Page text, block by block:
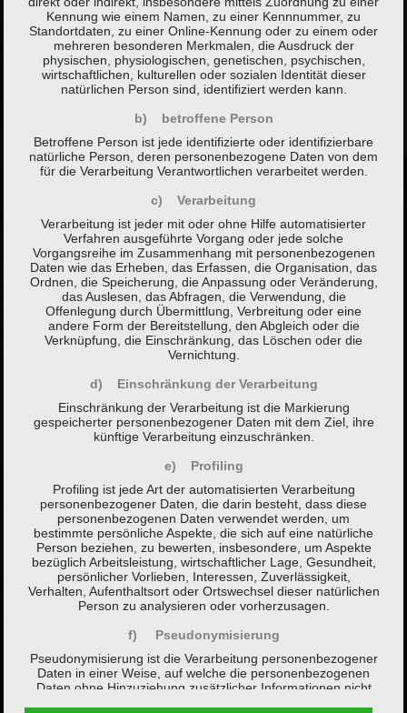
Kennung wie einem Namen, zu einer Kennnummer, zu
Standortdaten, zu einer Online-Kennung oder zu einem oder
mehreren besonderen Merkmalen, die Ausdruck der
physischen, physiologischen, genetischen, psychischen,
wirtschaftlichen, kulturellen oder sozialen Identität dieser
natürlichen Person sind, identifiziert werden kann.
b) betroffene Person
Betroffene Person ist jede identifizierte oder identifizierbare
natürliche Person, deren personenbezogene Daten von dem
für die Verarbeitung Verantwortlichen verarbeitet werden.
c) Verarbeitung
Verarbeitung ist jeder mit oder ohne Hilfe automatisierter
Verfahren ausgeführte Vorgang oder jede solche
Vorgangsreihe im Zusammenhang mit personenbezogenen
Daten wie das Erheben, das Erfassen, die Organisation, das
Ordnen, die Speicherung, die Anpassung oder Veränderung,
das Auslesen, das Abfragen, die Verwendung, die
Offenlegung durch Übermittlung, Verbreitung oder eine
andere Form der Bereitstellung, den Abgleich oder die
Verknüpfung, die Einschränkung, das Löschen oder die
Vernichtung.
d) Einschränkung der Verarbeitung
Einschränkung der Verarbeitung ist die Markierung
gespeicherter personenbezogener Daten mit dem Ziel, ihre
künftige Verarbeitung einzuschränken.
e) Profiling
Profiling ist jede Art der automatisierten Verarbeitung
personenbezogener Daten, die darin besteht, dass diese
personenbezogenen Daten verwendet werden, um
bestimmte persönliche Aspekte, die sich auf eine natürliche
Person beziehen, zu bewerten, insbesondere, um Aspekte
bezüglich Arbeitsleistung, wirtschaftlicher Lage, Gesundheit,
persönlicher Vorlieben, Interessen, Zuverlässigkeit,
Verhalten, Aufenthaltsort oder Ortswechsel dieser natürlichen
Person zu analysieren oder vorherzusagen.
f) Pseudonymisierung
Pseudonymisierung ist die Verarbeitung personenbezogener
Daten in einer Weise, auf welche die personenbezogenen
Daten ohne Hinzuziehung zusätzlicher Informationen nicht